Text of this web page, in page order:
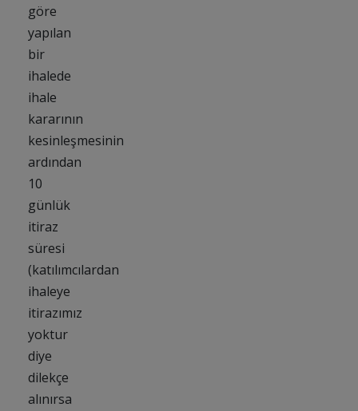
göre
yapılan
bir
ihalede
ihale
kararının
kesinleşmesinin
ardından
10
günlük
itiraz
süresi
(katılımcılardan
ihaleye
itirazımız
yoktur
diye
dilekçe
alınırsa